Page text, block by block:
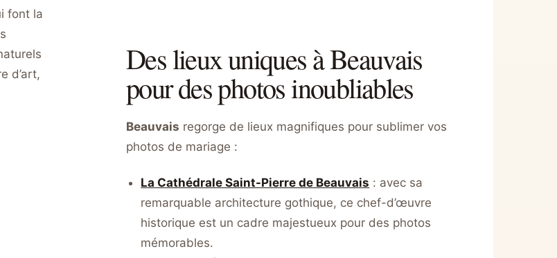
font la
d’art,
Des lieux uniques à Beauvais
pour des photos inoubliables
Beauvais regorge de lieux magnifiques pour sublimer vos
photos de mariage :
La Cathédrale Saint-Pierre de Beauvais : avec sa
remarquable architecture gothique, ce chef-d’œuvre
historique est un cadre majestueux pour des photos
mémorables.